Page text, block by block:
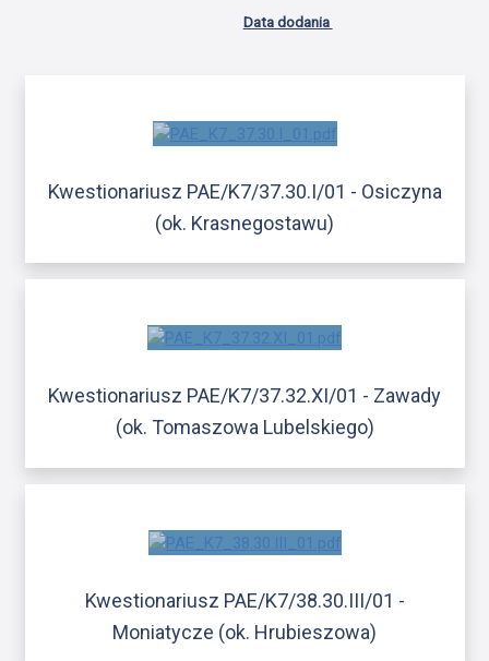
Data dodania
Kwestionariusz PAE/K7/37.30.I/01 - Osiczyna
(ok. Krasnegostawu)
Kwestionariusz PAE/K7/37.32.XI/01 - Zawady
(ok. Tomaszowa Lubelskiego)
Kwestionariusz PAE/K7/38.30.III/01 -
Moniatycze (ok. Hrubieszowa)